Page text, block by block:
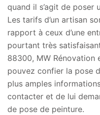
quand il s’agit de poser
Les tarifs d’un artisan
rapport à ceux d’une
pourtant très
88300, MW Rénovation
pouvez confier la pose
plus amples
contacter et de lui
de pose de peinture.